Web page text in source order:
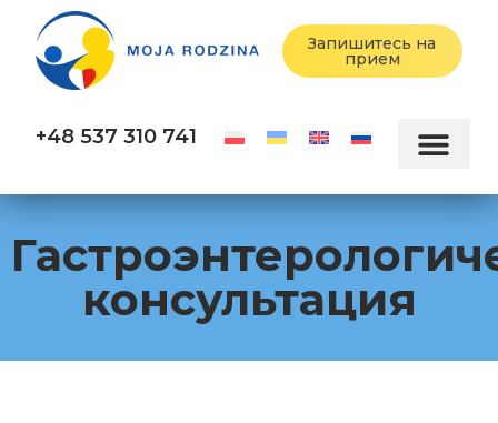
+48 537 310 741
Запишитесь на
прием
консультация